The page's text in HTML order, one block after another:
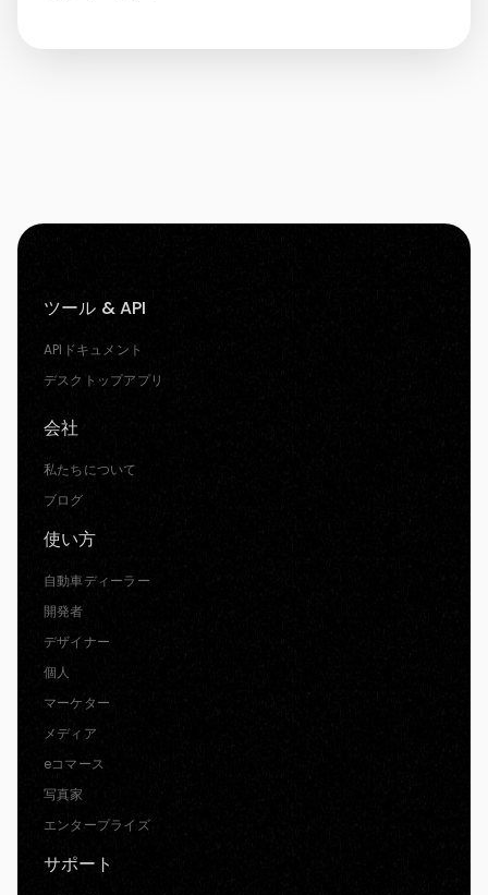
ツール & API
APIドキュメント
デスクトップアプリ
会社
私たちについて
ブログ
使い方
自動車ディーラー
開発者
デザイナー
個人
マーケター
メディア
eコマース
写真家
エンタープライズ
サポート